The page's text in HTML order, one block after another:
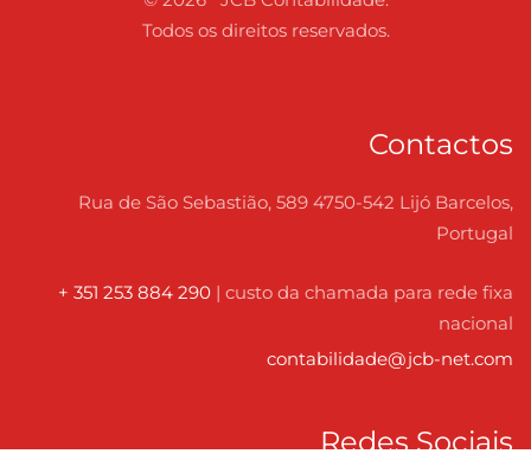
Todos os direitos reservados.
Contactos
Rua de São Sebastião, 589 4750-542 Lijó Barcelos,
Portugal
+ 351 253 884 290 | custo da chamada para rede fixa
nacional
contabilidade@jcb-net.com
Redes Sociais